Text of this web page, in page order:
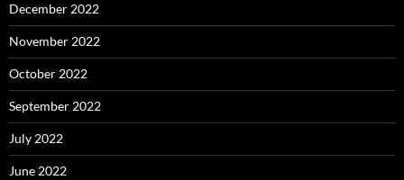
December 2022
November 2022
October 2022
September 2022
July 2022
June 2022